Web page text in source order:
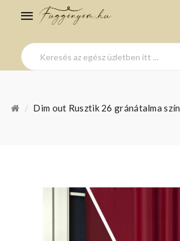
Dim out Rusztik 26 gránátalma